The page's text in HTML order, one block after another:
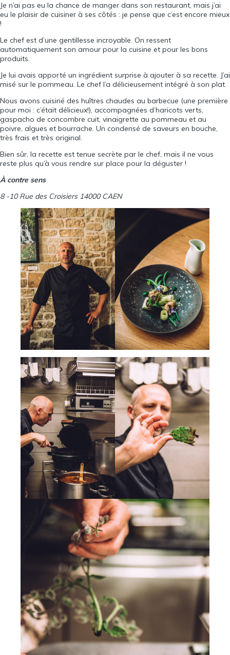
Je n’ai pas eu la chance de manger dans son restaurant, mais j’ai
eu le plaisir de cuisiner à ses côtés : je pense que c’est encore mieux
!
Le chef est d’une gentillesse incroyable. On ressent
automatiquement son amour pour la cuisine et pour les bons
produits.
Je lui avais apporté un ingrédient surprise à ajouter à sa recette. J’ai
misé sur le pommeau. Le chef l’a délicieusement intégré à son plat.
Nous avons cuisiné des huîtres chaudes au barbecue (une première
pour moi : c’était délicieux!), accompagnées d’haricots verts,
gaspacho de concombre cuit, vinaigrette au pommeau et au
poivre, algues et bourrache. Un condensé de saveurs en bouche,
très frais et très original.
Bien sûr, la recette est tenue secrète par le chef, mais il ne vous
reste plus qu’à vous rendre sur place pour la déguster !
À contre sens
8 -10 Rue des Croisiers 14000 CAEN